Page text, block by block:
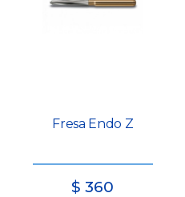
Fresa Endo Z
$360